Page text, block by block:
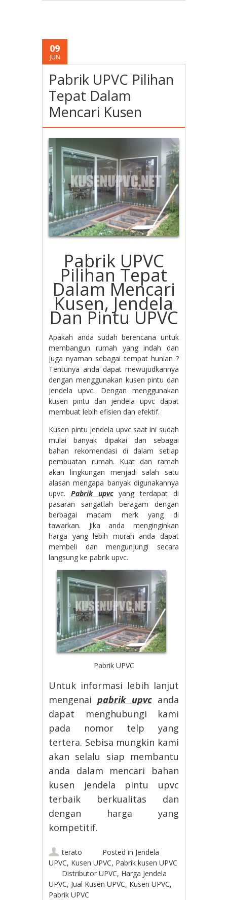
09
JUN
Pabrik UPVC Pilihan
Tepat Dalam
Mencari Kusen
Pabrik UPVC
Pilihan Tepat
Dalam Mencari
Kusen, Jendela
Dan Pintu UPVC
Apakah anda sudah berencana untuk
membangun rumah yang indah dan
juga nyaman sebagai tempat hunian ?
Tentunya anda dapat mewujudkannya
dengan menggunakan kusen pintu dan
jendela upvc. Dengan menggunakan
kusen pintu dan jendela upvc dapat
membuat lebih efisien dan efektif.
Kusen pintu jendela upvc saat ini sudah
mulai banyak dipakai dan sebagai
bahan rekomendasi di dalam setiap
pembuatan rumah. Kuat dan ramah
akan lingkungan menjadi salah satu
alasan mengapa banyak digunakannya
upvc.Pabrik upvcyang terdapat di
pasaran sangatlah beragam dengan
berbagai macam merk yang di
tawarkan. Jika anda menginginkan
harga yang lebih murah anda dapat
membeli dan mengunjungi secara
langsung ke pabrik upvc.
Pabrik UPVC
Untuk informasi lebih lanjut
mengenaipabrik upvcanda
dapat menghubungi kami
pada nomor telp yang
tertera. Sebisa mungkin kami
akan selalu siap membantu
anda dalam mencari bahan
kusen jendela pintu upvc
terbaik berkualitas dan
dengan harga yang
kompetitif.
terato Posted in Jendela
UPVC, Kusen UPVC, Pabrik kusen UPVC
Distributor UPVC, Harga Jendela
UPVC, Jual Kusen UPVC, Kusen UPVC,
Pabrik UPVC